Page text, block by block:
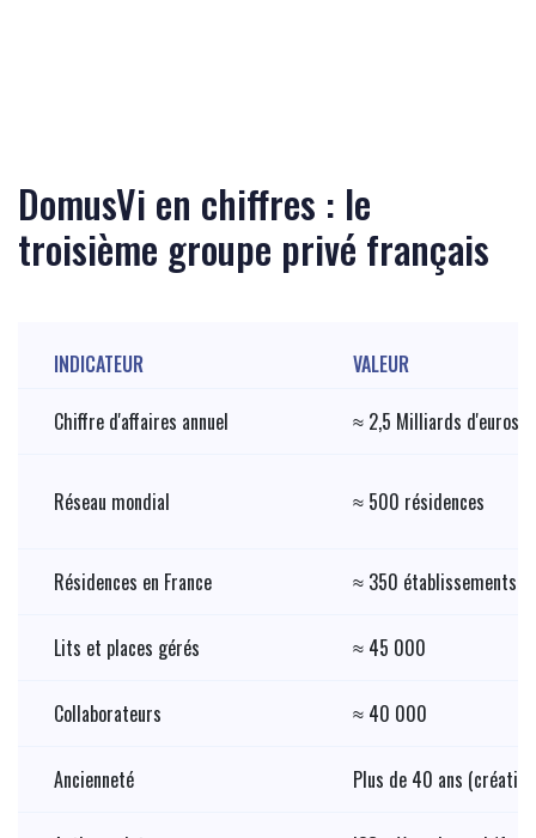
DomusVi en chiffres : le
troisième groupe privé français
INDICATEUR
VALEUR
Chiffre d'affaires annuel
≈ 2,5 Milliards d'euros
Réseau mondial ≈ 500 résidences
Résidences en France ≈ 350 établissements
Lits et places gérés ≈ 45 000
Collaborateurs ≈ 40 000
Ancienneté Plus de 40 ans